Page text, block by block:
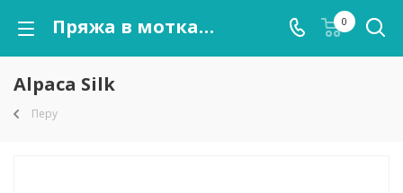
Пряжа в мотках Alpaca Silk оптом от kutnor.ru 0
Alpaca Silk
Перу